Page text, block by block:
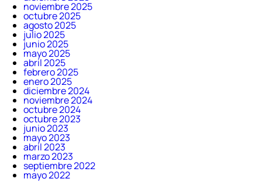
noviembre 2025
octubre 2025
agosto 2025
julio 2025
junio 2025
mayo 2025
abril 2025
febrero 2025
enero 2025
diciembre 2024
noviembre 2024
octubre 2024
octubre 2023
junio 2023
mayo 2023
abril 2023
marzo 2023
septiembre 2022
mayo 2022